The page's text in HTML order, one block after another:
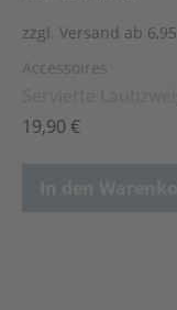
zzgl. Versand ab 6,95
Accessoires
19,90 €